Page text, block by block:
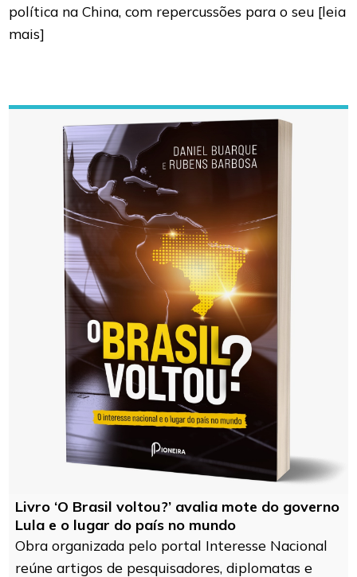
política na China, com repercussões para o seu [leia
mais]
Livro ‘O Brasil voltou?’ avalia mote do governo
Lula e o lugar do país no mundo
Obra organizada pelo portal Interesse Nacional
reúne artigos de pesquisadores, diplomatas e